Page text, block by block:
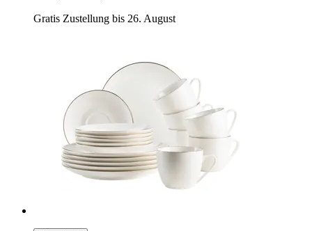
Gratis Zustellung bis 26. August